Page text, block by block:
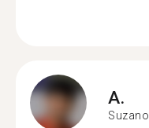
A.
Suzano